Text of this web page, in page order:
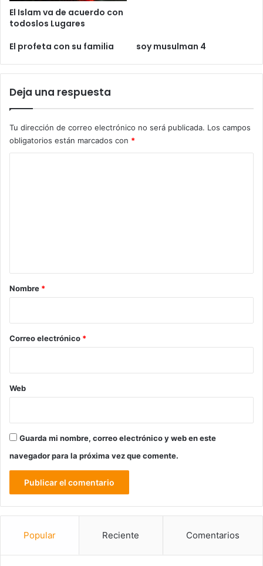
El Islam va de acuerdo con
todoslos Lugares
El profeta con su familia
soy musulman 4
Deja una respuesta
Tu dirección de correo electrónico no será publicada. Los campos
obligatorios están marcados con *
r
*
Nombre *
Correo electrónico *
Web
Guarda mi nombre, correo electrónico y web en este
navegador para la próxima vez que comente.
Popular Reciente Comentarios